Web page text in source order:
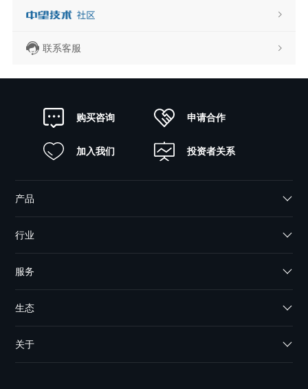
联系客服
购买咨询 申请合作
加入我们 投资者关系
产品
行业
服务
生态
关于